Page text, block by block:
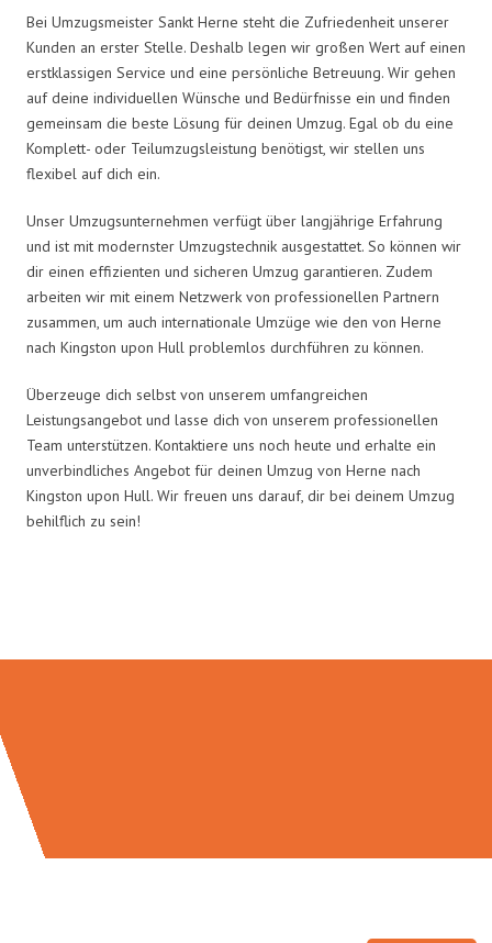
Bei Umzugsmeister Sankt Herne steht die Zufriedenheit unserer
Kunden an erster Stelle. Deshalb legen wir großen Wert auf einen
erstklassigen Service und eine persönliche Betreuung. Wir gehen
auf deine individuellen Wünsche und Bedürfnisse ein und finden
gemeinsam die beste Lösung für deinen Umzug. Egal ob du eine
Komplett- oder Teilumzugsleistung benötigst, wir stellen uns
flexibel auf dich ein.
Unser Umzugsunternehmen verfügt über langjährige Erfahrung
und ist mit modernster Umzugstechnik ausgestattet. So können wir
dir einen effizienten und sicheren Umzug garantieren. Zudem
arbeiten wir mit einem Netzwerk von professionellen Partnern
zusammen, um auch internationale Umzüge wie den von Herne
nach Kingston upon Hull problemlos durchführen zu können.
Überzeuge dich selbst von unserem umfangreichen
Leistungsangebot und lasse dich von unserem professionellen
Team unterstützen. Kontaktiere uns noch heute und erhalte ein
unverbindliches Angebot für deinen Umzug von Herne nach
Kingston upon Hull. Wir freuen uns darauf, dir bei deinem Umzug
behilflich zu sein!